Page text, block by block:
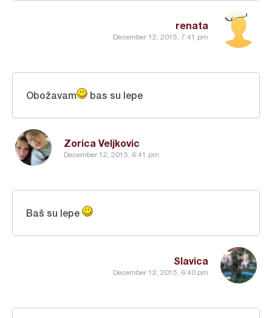
renata
December 12, 2015, 7:41 pm
Zorica Veljkovic
December 12, 2015, 6:41 pm
Obožavam bas su lepe
Slavica
December 12, 2015, 6:40 pm
Baš su lepe